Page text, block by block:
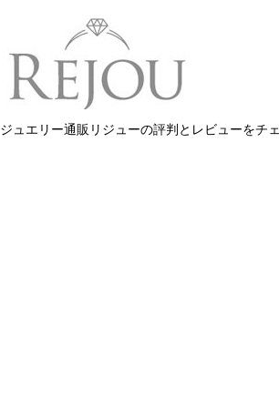
ジュエリー通販リジューの評判とレビューをチ